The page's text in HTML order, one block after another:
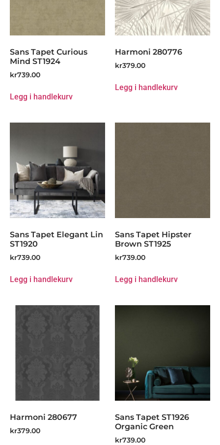
Sans Tapet Curious
Mind ST1924
kr739.00
Legg i handlekurv
Harmoni 280776
kr379.00
Legg i handlekurv
Sans Tapet Elegant Lin
ST1920
kr739.00
Legg i handlekurv
Sans Tapet Hipster
Brown ST1925
kr739.00
Legg i handlekurv
Harmoni 280677
kr379.00
Sans Tapet ST1926
Organic Green
kr739.00